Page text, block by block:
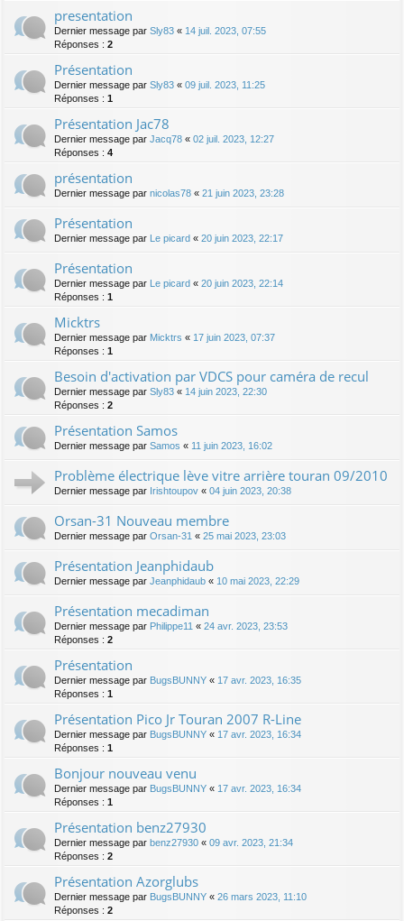
presentation
Dernier message par Sly83 « 14 juil. 2023, 07:55
Réponses : 2
Présentation
Dernier message par Sly83 « 09 juil. 2023, 11:25
Réponses : 1
Présentation Jac78
Dernier message par Jacq78 « 02 juil. 2023, 12:27
Réponses : 4
présentation
Dernier message par nicolas78 « 21 juin 2023, 23:28
Présentation
Dernier message par Le picard « 20 juin 2023, 22:17
Présentation
Dernier message par Le picard « 20 juin 2023, 22:14
Réponses : 1
Micktrs
Dernier message par Micktrs « 17 juin 2023, 07:37
Réponses : 1
Besoin d'activation par VDCS pour caméra de recul
Dernier message par Sly83 « 14 juin 2023, 22:30
Réponses : 2
Présentation Samos
Dernier message par Samos « 11 juin 2023, 16:02
Problème électrique lève vitre arrière touran 09/2010
Dernier message par Irishtoupov « 04 juin 2023, 20:38
Orsan-31 Nouveau membre
Dernier message par Orsan-31 « 25 mai 2023, 23:03
Présentation Jeanphidaub
Dernier message par Jeanphidaub « 10 mai 2023, 22:29
Présentation mecadiman
Dernier message par Philippe11 « 24 avr. 2023, 23:53
Réponses : 2
Présentation
Dernier message par BugsBUNNY « 17 avr. 2023, 16:35
Réponses : 1
Présentation Pico Jr Touran 2007 R-Line
Dernier message par BugsBUNNY « 17 avr. 2023, 16:34
Réponses : 1
Bonjour nouveau venu
Dernier message par BugsBUNNY « 17 avr. 2023, 16:34
Réponses : 1
Présentation benz27930
Dernier message par benz27930 « 09 avr. 2023, 21:34
Réponses : 2
Présentation Azorglubs
Dernier message par BugsBUNNY « 26 mars 2023, 11:10
Réponses : 2